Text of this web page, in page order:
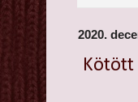
2020.
Kötött